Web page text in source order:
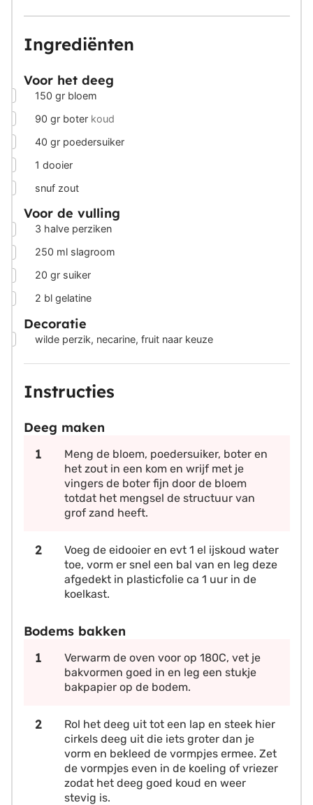
Ingrediënten
Voor het deeg
150 gr bloem
90 gr boter koud
40 gr poedersuiker
1 dooier
snuf zout
Voor de vulling
3 halve perziken
250 ml slagroom
20 gr suiker
2 bl gelatine
Decoratie
wilde perzik, necarine, fruit naar keuze
Instructies
Deeg maken
Meng de bloem, poedersuiker, boter en
het zout in een kom en wrijf met je
vingers de boter fijn door de bloem
totdat het mengsel de structuur van
grof zand heeft.
Voeg de eidooier en evt 1 el ijskoud water
toe, vorm er snel een bal van en leg deze
afgedekt in plasticfolie ca 1 uur in de
koelkast.
Bodems bakken
Verwarm de oven voor op 180C, vet je
bakvormen goed in en leg een stukje
bakpapier op de bodem.
Rol het deeg uit tot een lap en steek hier
cirkels deeg uit die iets groter dan je
vorm en bekleed de vormpjes ermee. Zet
de vormpjes even in de koeling of vriezer
zodat het deeg goed koud en weer
stevig is.